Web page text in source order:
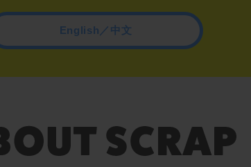
English／中文